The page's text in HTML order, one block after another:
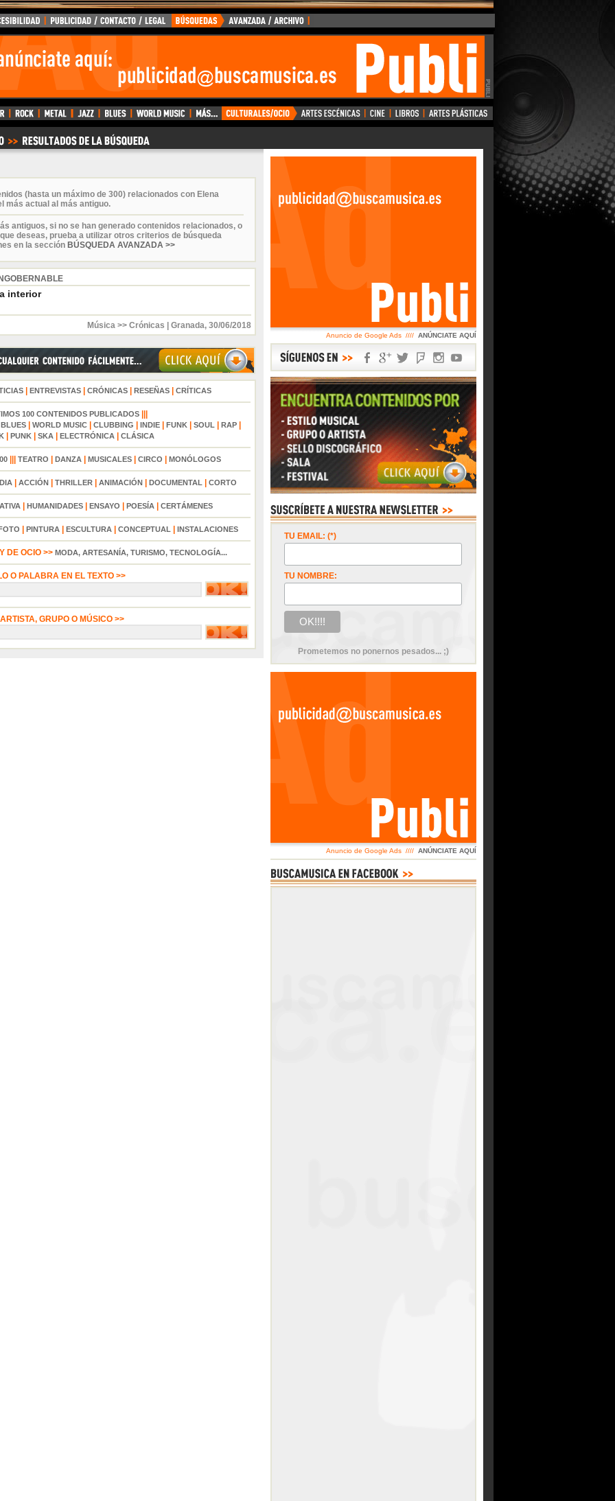
(hasta un máximo de 300) relacionados con Elena
más actual al más antiguo.
antiguos, si no se han generado contenidos relacionados, o
deseas, prueba a utilizar otros criterios de búsqueda
en la sección BÚSQUEDA AVANZADA >>
interior
Música >> Crónicas Granada, 30/06/2018
| ENTREVISTAS| CRÓNICAS| RESEÑAS| CRÍTICAS
100 CONTENIDOS PUBLICADOS
BLUES| WORLD MUSIC| CLUBBING INDIE| FUNK| SOUL| RAP|
| PUNK| SKA| ELECTRÓNICA| CLÁSICA
||| TEATRO DANZA| MUSICALES| CIRCO MONÓLOGOS
ACCIÓN THRILLER ANIMACIÓN DOCUMENTAL CORTO
HUMANIDADES ENSAYO POESÍA CERTÁMENES
PINTURA ESCULTURA CONCEPTUAL INSTALACIONES
DE OCIO >> MODA, ARTESANÍA, TURISMO, TECNOLOGÍA...
O PALABRA EN EL TEXTO >>
GRUPO O MÚSICO >>
Anuncio de Google Ads //// ANÚNCIATE AQUÍ
TU EMAIL: (*)
TU NOMBRE:
Prometemos no ponernos pesados... ;)
Anuncio de Google Ads //// ANÚNCIATE AQUÍ